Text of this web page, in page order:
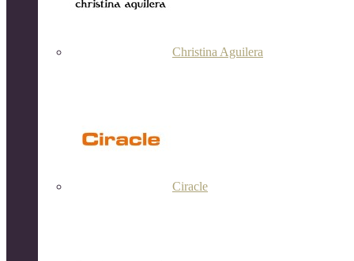
Christina Aguilera
Ciracle